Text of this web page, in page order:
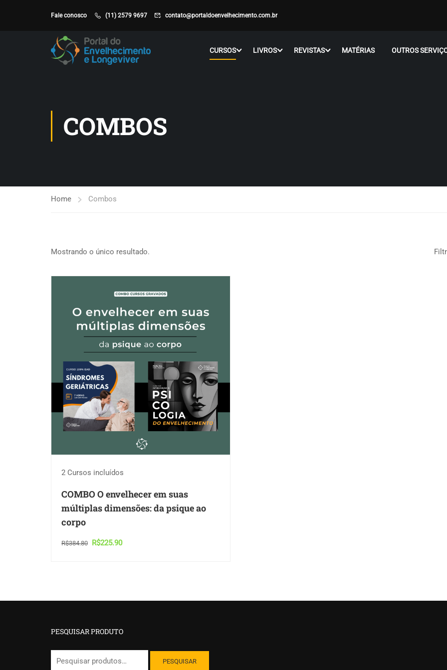
Fale conosco (11) 2579 9697 contato@portaldoenvelhecimento.com.br
CURSOS LIVROS REVISTAS MATÉRIAS OUTROS
COMBOS
Home Combos
Mostrando o único resultado.
2 Cursos incluídos
COMBO O envelhecer em suas
múltiplas dimensões: da psique ao
corpo
R$384.80 R$225.90
PESQUISAR PRODUTO
PESQUISAR